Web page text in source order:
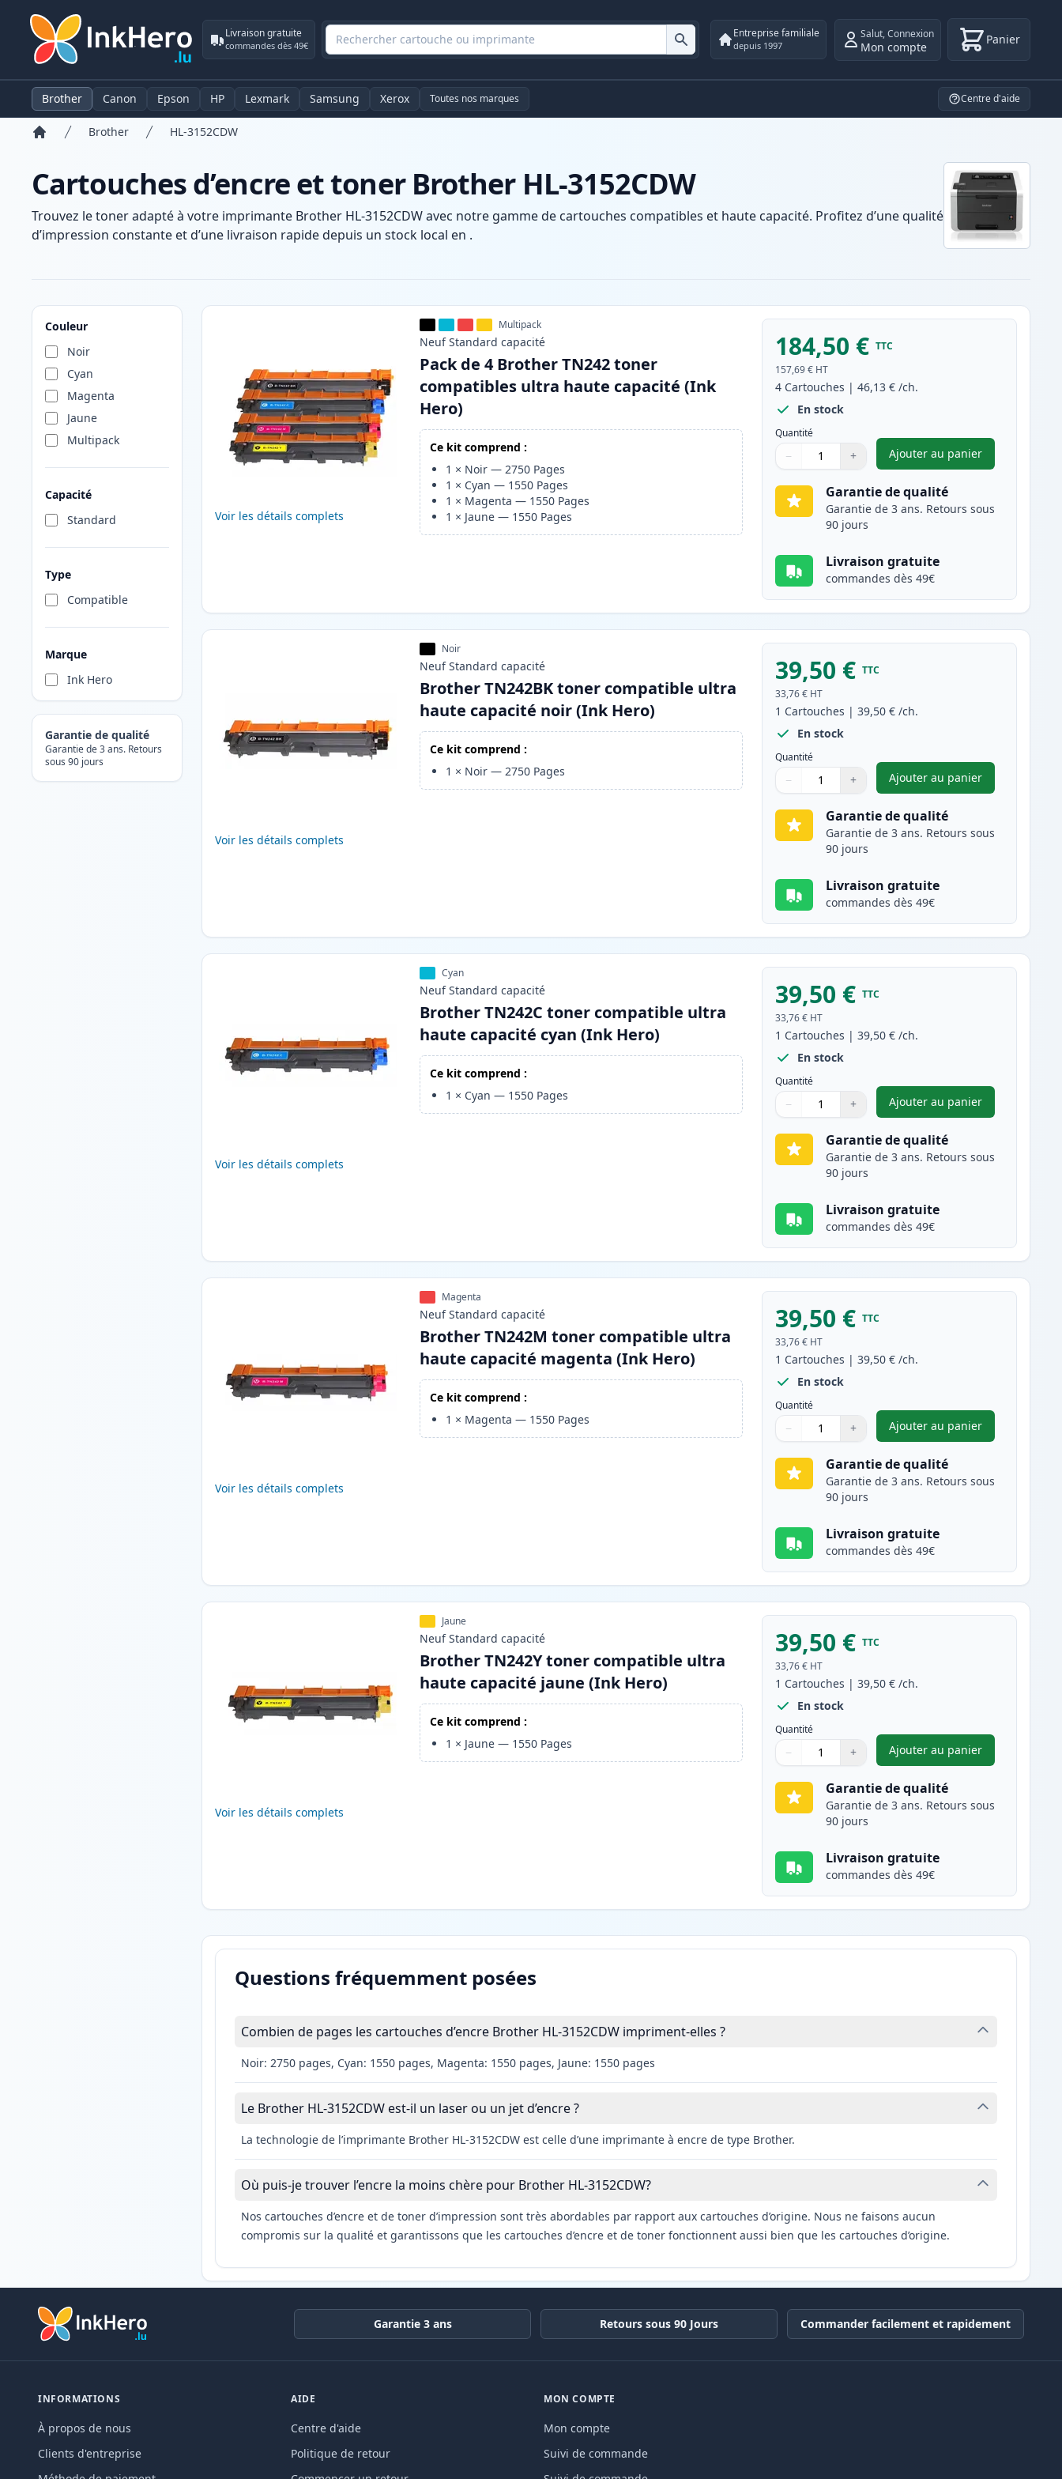
Livraison gratuite
commandes dès 49€
Entreprise familiale
depuis 1997
Salut,Connexion
Mon compte Panier
Brother Canon Epson HP Lexmark Samsung Xerox Toutes nos marques Centre d'aide
Brother HL-3152CDW
Cartouches d’encre et toner Brother HL-3152CDW
Trouvez le toner adapté à votre imprimante Brother HL-3152CDW avec notre gamme de cartouches compatibles et haute capacité. Profitez d’une qualité
d’impression constante et d’une livraison rapide depuis un stock local en .
Couleur
Noir
Cyan
Magenta
Jaune
Multipack
Capacité
Standard
Type
Compatible
Marque
Ink Hero
Garantie de qualité
Garantie de 3 ans. Retours
sous 90 jours
Produits
Voir les détails complets
Multipack
Neuf Standard capacité
Pack de 4 Brother TN242 toner
compatibles ultra haute capacité (Ink
Hero)
Ce kit comprend :
1 × Noir —2750 Pages
1 × Cyan — 1550 Pages
1 × Magenta — 1550 Pages
1 × Jaune — 1550 Pages
184,50 € TTC
157,69 € HT
4 Cartouches |46,13 € /ch.
En stock
Quantité
Quantité
Utilisez les boutons pour ajuster
− +
Quantité
Ajouter au panier
,Pack de 4 Brother
Garantie de qualité
Garantie de 3 ans. Retours sous
90 jours
Livraison gratuite
commandes dès 49€
Voir les détails complets
Noir
Neuf Standard capacité
Brother TN242BK toner compatible ultra
haute capacité noir (Ink Hero)
Ce kit comprend :
1 × Noir —2750 Pages
39,50 € TTC
33,76 € HT
1 Cartouches |39,50 € /ch.
En stock
Quantité
Quantité
Utilisez les boutons pour ajuster
− +
Quantité
Ajouter au panier
,Brother TN242BK
Garantie de qualité
Garantie de 3 ans. Retours sous
90 jours
Livraison gratuite
commandes dès 49€
Voir les détails complets
Cyan
Neuf Standard capacité
Brother TN242C toner compatible ultra
haute capacité cyan (Ink Hero)
Ce kit comprend :
1 × Cyan — 1550 Pages
39,50 € TTC
33,76 € HT
1 Cartouches |39,50 € /ch.
En stock
Quantité
Quantité
Utilisez les boutons pour ajuster
− +
Quantité
Ajouter au panier
,Brother TN242C
Garantie de qualité
Garantie de 3 ans. Retours sous
90 jours
Livraison gratuite
commandes dès 49€
Voir les détails complets
Magenta
Neuf Standard capacité
Brother TN242M toner compatible ultra
haute capacité magenta (Ink Hero)
Ce kit comprend :
1 × Magenta — 1550 Pages
39,50 € TTC
33,76 € HT
1 Cartouches |39,50 € /ch.
En stock
Quantité
Quantité
Utilisez les boutons pour ajuster
− +
Quantité
Ajouter au panier
,Brother TN242M
Garantie de qualité
Garantie de 3 ans. Retours sous
90 jours
Livraison gratuite
commandes dès 49€
Voir les détails complets
Jaune
Neuf Standard capacité
Brother TN242Y toner compatible ultra
haute capacité jaune (Ink Hero)
Ce kit comprend :
1 × Jaune — 1550 Pages
39,50 € TTC
33,76 € HT
1 Cartouches |39,50 € /ch.
En stock
Quantité
Quantité
Utilisez les boutons pour ajuster
− +
Quantité
Ajouter au panier
,Brother TN242Y
Garantie de qualité
Garantie de 3 ans. Retours sous
90 jours
Livraison gratuite
commandes dès 49€
Questions fréquemment posées
Combien de pages les cartouches d’encre Brother HL-3152CDW impriment-elles ?
Noir: 2750 pages, Cyan: 1550 pages, Magenta: 1550 pages, Jaune: 1550 pages
Le Brother HL-3152CDW est-il un laser ou un jet d’encre ?
La technologie de l’imprimante Brother HL-3152CDW est celle d’une imprimante à encre de type Brother.
Où puis-je trouver l’encre la moins chère pour Brother HL-3152CDW?
Nos cartouches d’encre et de toner d’impression sont très abordables par rapport aux cartouches d’origine. Nous ne faisons aucun
compromis sur la qualité et garantissons que les cartouches d’encre et de toner fonctionnent aussi bien que les cartouches d’origine.
Garantie 3 ans Retours sous 90 Jours Commander facilement et rapidement
INFORMATIONS
À propos de nous
Clients d'entreprise
AIDE
Centre d'aide
Politique de retour
MON COMPTE
Mon compte
Suivi de commande